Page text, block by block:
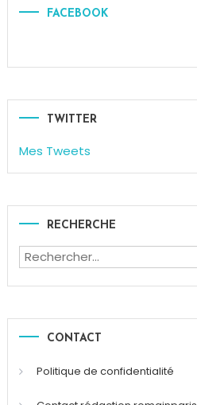
chocolat,
Kinder,
de
Pâques
,
Shoko
Bon,
FACEBOOK
TWITTER
Mes Tweets
RECHERCHE
CONTACT
Politique de confidentialité